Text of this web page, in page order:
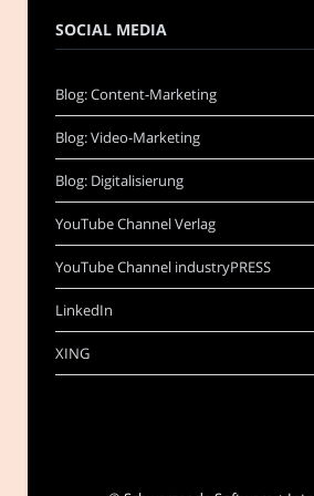
SOCIAL MEDIA
Blog: Content-Marketing
Blog: Video-Marketing
Blog: Digitalisierung
YouTube Channel Verlag
YouTube Channel industryPRESS
LinkedIn
XING